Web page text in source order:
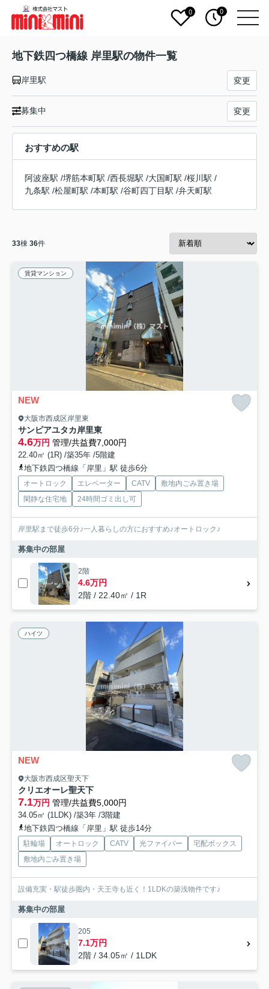
0 0
地下鉄四つ橋線 岸里駅の物件一覧
岸里駅 変更
募集中 変更
おすすめの駅
阿波座駅 /堺筋本町駅 /西長堀駅 /大国町駅 /桜川駅 /
九条駅 /松屋町駅 /本町駅 /谷町四丁目駅 /弁天町駅
33棟 36件
賃貸マンション
NEW
大阪市西成区岸里東
サンピアユタカ岸里東
4.6万円 管理/共益費7,000円
22.40㎡ (1R) /築35年 /5階建
地下鉄四つ橋線「岸里」駅 徒歩6分
オートロック エレベーター CATV
敷地内ごみ置き場
閑静な住宅地
24時間ゴミ出し可
岸里駅まで徒歩6分♪一人暮らしの方におすすめ♪オートロック♪
募集中の部屋
2階
4.6万円
2階 / 22.40㎡ / 1R
ハイツ
NEW
大阪市西成区聖天下
クリエオーレ聖天下
7.1万円 管理/共益費5,000円
34.05㎡ (1LDK) /築3年 /3階建
地下鉄四つ橋線「岸里」駅 徒歩14分
駐輪場 オートロック CATV 光ファイバー
宅配ボックス
敷地内ごみ置き場
設備充実・駅徒歩圏内・天王寺も近く！1LDKの築浅物件です♪
募集中の部屋
205
7.1万円
2階 / 34.05㎡ / 1LDK